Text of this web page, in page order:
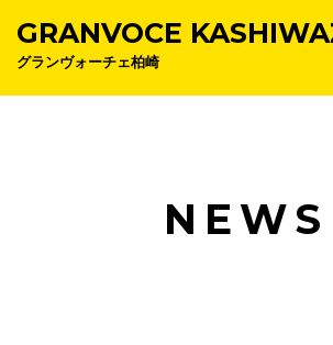
GRANVOCE
グランヴォーチェ柏崎
NEWS